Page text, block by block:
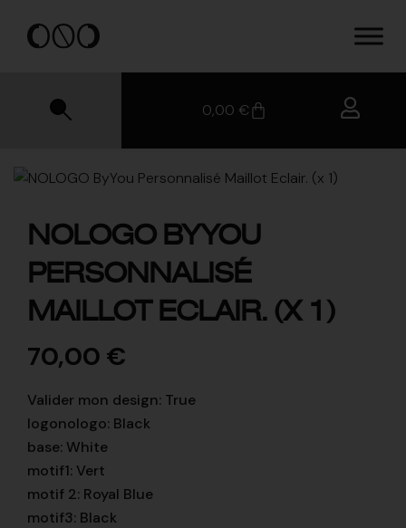
0,00 €
NOLOGO BYYOU
PERSONNALISÉ
MAILLOT ECLAIR. (X 1)
70,00 €
Valider mon design: True
logonologo: Black
base: White
motif1: Vert
motif 2: Royal Blue
motif3: Black